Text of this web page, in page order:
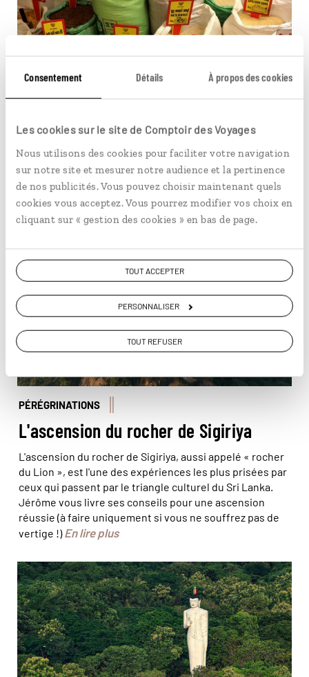
Consentement Détails À propos des cookies
Les cookies sur le site de Comptoir des Voyages
Nous utilisons des cookies pour faciliter votre navigation
sur notre site et mesurer notre audience et la pertinence
de nos publicités. Vous pouvez choisir maintenant quels
cookies vous acceptez. Vous pourrez modifier vos choix en
cliquant sur « gestion des cookies » en bas de page.
TOUT ACCEPTER
PERSONNALISER
TOUT REFUSER
Cartegini
Vous aimerez aussi...
PÉRÉGRINATIONS
L'ascension du rocher de Sigiriya
L'ascension du rocher de Sigiriya, aussi appelé « rocher
du Lion », est l'une des expériences les plus prisées par
ceux qui passent par le triangle culturel du Sri Lanka.
Jérôme vous livre ses conseils pour une ascension
réussie (à faire uniquement si vous ne souffrez pas de
vertige !)En lire plus
© phototrip.cz/Stock Adobe